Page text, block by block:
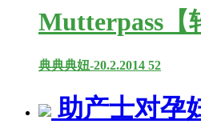
Mutterpass【
典典典妞-20.2.2014 52
助产士对孕